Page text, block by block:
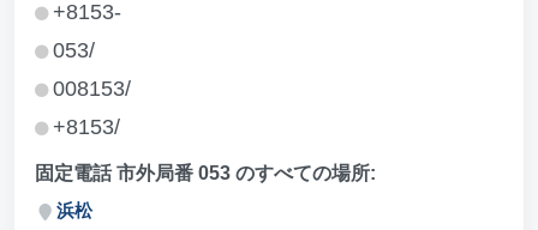
+8153-
053/
008153/
+8153/
固定電話 市外局番 053 のすべての場所:
浜松